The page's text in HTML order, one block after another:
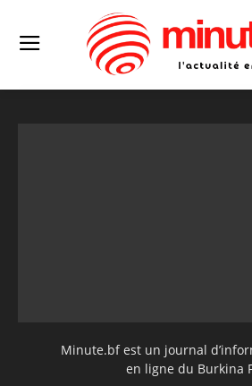
Minute.bf est un journal
en ligne du Burkina